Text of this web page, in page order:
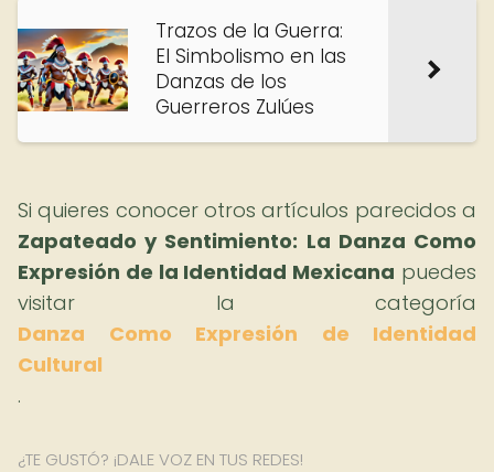
Trazos de la Guerra:
El Simbolismo en las
Danzas de los
Guerreros Zulúes
Si quieres conocer otros artículos parecidos a
Zapateado y Sentimiento: La Danza Como
Expresión de la Identidad Mexicana puedes
visitar la categoría
Danza Como Expresión de Identidad
Cultural
.
¿TE GUSTÓ? ¡DALE VOZ EN TUS REDES!